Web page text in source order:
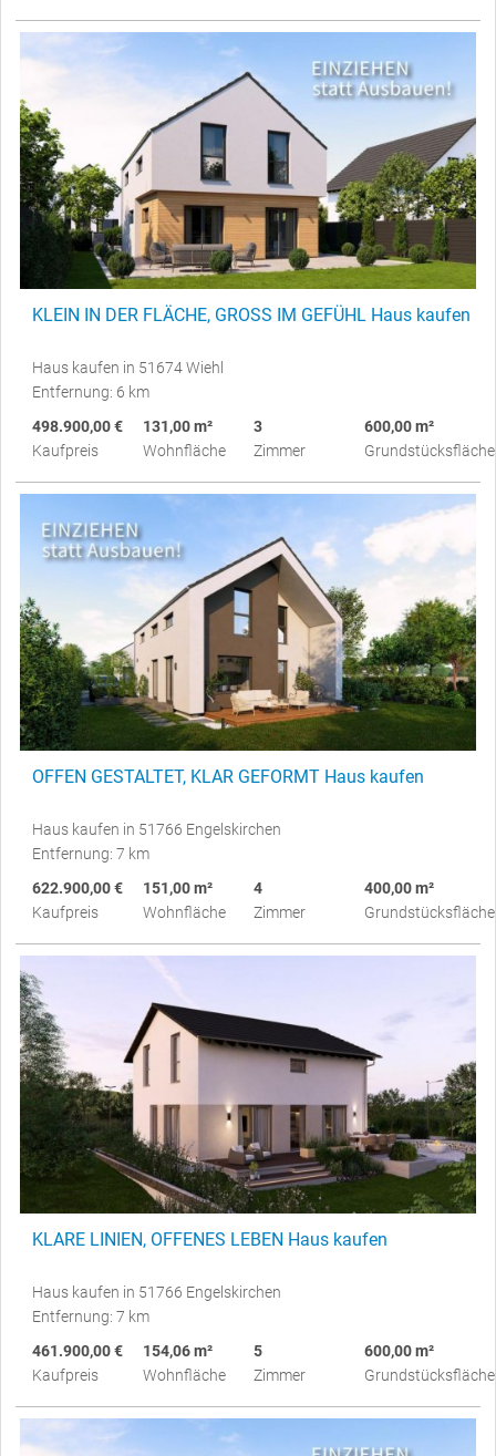
KLEIN IN DER FLÄCHE, GROSS IM GEFÜHL Haus kaufen
Haus kaufen in 51674 Wiehl
Entfernung: 6 km
498.900,00 €
Kaufpreis
131,00 m²
Wohnfläche
3
Zimmer
600,00 m²
Grundstücksfläche
OFFEN GESTALTET, KLAR GEFORMT Haus kaufen
Haus kaufen in 51766 Engelskirchen
Entfernung: 7 km
622.900,00 €
Kaufpreis
151,00 m²
Wohnfläche
4
Zimmer
400,00 m²
Grundstücksfläche
KLARE LINIEN, OFFENES LEBEN Haus kaufen
Haus kaufen in 51766 Engelskirchen
Entfernung: 7 km
461.900,00 €
Kaufpreis
154,06 m²
Wohnfläche
5
Zimmer
600,00 m²
Grundstücksfläche